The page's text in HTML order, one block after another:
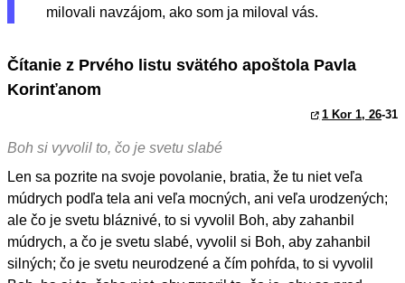
milovali navzájom, ako som ja miloval vás.
Čítanie z Prvého listu svätého apoštola Pavla
Korinťanom
1 Kor 1, 26-31
Boh si vyvolil to, čo je svetu slabé
Len sa pozrite na svoje povolanie, bratia, že tu niet veľa
múdrych podľa tela ani veľa mocných, ani veľa urodzených;
ale čo je svetu bláznivé, to si vyvolil Boh, aby zahanbil
múdrych, a čo je svetu slabé, vyvolil si Boh, aby zahanbil
silných; čo je svetu neurodzené a čím pohŕda, to si vyvolil